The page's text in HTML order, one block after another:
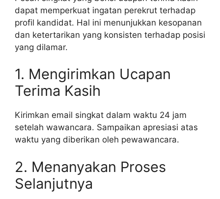
dapat memperkuat ingatan perekrut terhadap
profil kandidat. Hal ini menunjukkan kesopanan
dan ketertarikan yang konsisten terhadap posisi
yang dilamar.
1. Mengirimkan Ucapan
Terima Kasih
Kirimkan email singkat dalam waktu 24 jam
setelah wawancara. Sampaikan apresiasi atas
waktu yang diberikan oleh pewawancara.
2. Menanyakan Proses
Selanjutnya